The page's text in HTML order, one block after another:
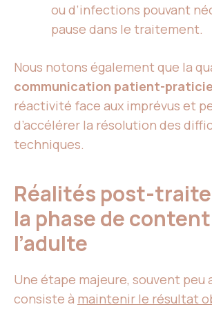
ou d’infections pouvant
pause dans le traitement.
Nous notons également que la
communication patient-
réactivité face aux imprévus et
d’accélérer la résolution des
techniques.
Réalités post-
la phase de
l’adulte
Une étape majeure, souvent peu
consiste à maintenir le résultat